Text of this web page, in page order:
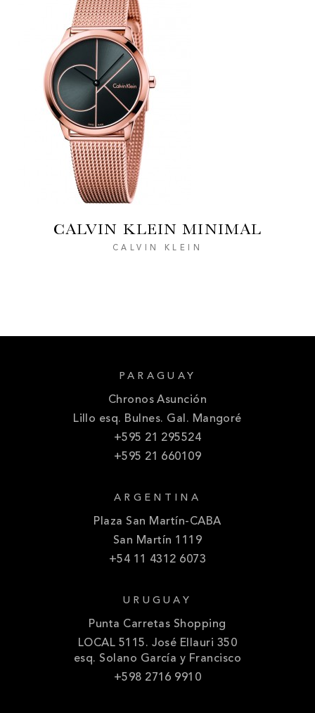
CALVIN KLEIN MINIMAL
CALVIN KLEIN
PARAGUAY
Chronos Asunción
Lillo esq. Bulnes. Gal. Mangoré
+595 21 295524
+595 21 660109
ARGENTINA
Plaza San Martín-CABA
San Martín 1119
+54 11 4312 6073
URUGUAY
Punta Carretas Shopping
LOCAL 5115. José Ellauri 350
esq. Solano García y Francisco
+598 2716 9910